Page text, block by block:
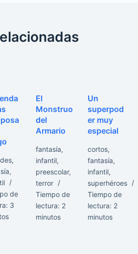
,
,
de
3
El
Monstruo
del
Armario
fantasía,
infantil,
preescolar,
terror
Tiempo de
lectura: 2
minutos
Un
superpod
er muy
especial
cortos,
fantasía,
infantil,
superhéroes
Tiempo de
lectura: 2
minutos